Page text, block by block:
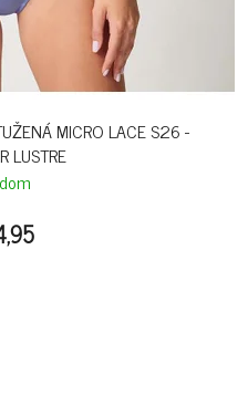
MICRO LACE S26 -
LUSTRE